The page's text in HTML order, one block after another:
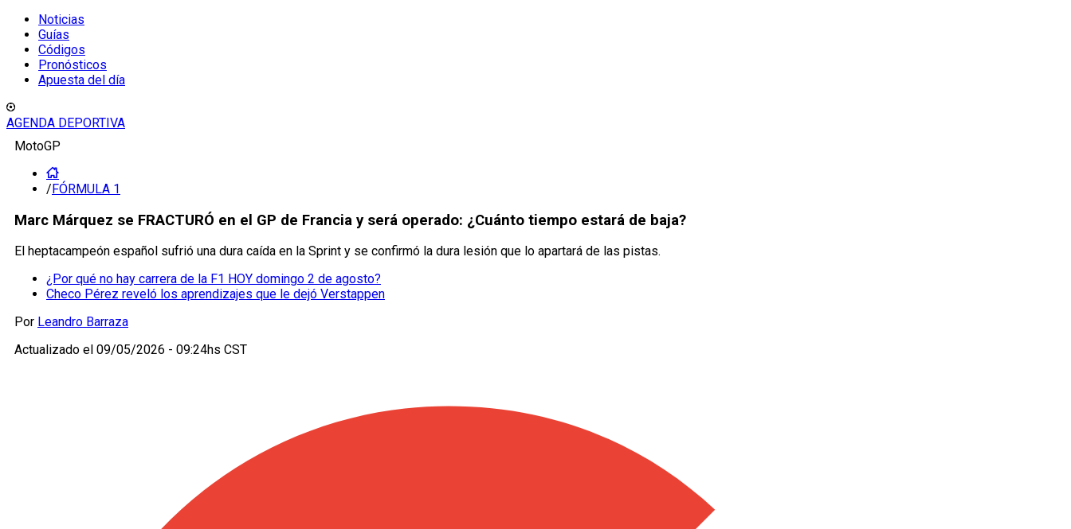
Noticias
Guías
Códigos
Pronósticos
Apuesta del día
AGENDA DEPORTIVA
MotoGP
/FÓRMULA 1
Marc Márquez se FRACTURÓ en el GP de Francia y será operado: ¿Cuánto tiempo estará de baja?
El heptacampeón español sufrió una dura caída en la Sprint y se confirmó la dura lesión que lo apartará de las pistas.
¿Por qué no hay carrera de la F1 HOY domingo 2 de agosto?
Checo Pérez reveló los aprendizajes que le dejó Verstappen
Por Leandro Barraza
Actualizado el 09/05/2026 - 09:24hs CST